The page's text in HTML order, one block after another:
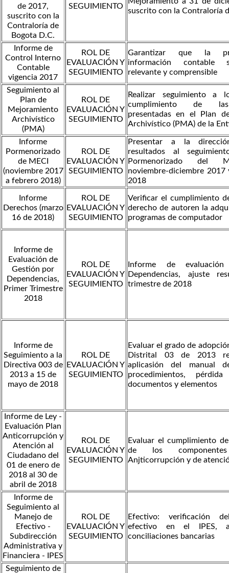
de 2017,
suscrito con la
Contraloría de
Bogota D.C.
SEGUIMIENTO
suscrito con la Contraloría
Informe de
Control Interno
Contable
vigencia 2017
ROL DE
EVALUACIÓN Y
SEGUIMIENTO
Garantizar que la
información contable
relevante y comprensible
Seguimiento al
Plan de
Mejoramiento
Archivístico
(PMA)
ROL DE
EVALUACIÓN Y
SEGUIMIENTO
Realizar seguimiento a
cumplimiento de las
presentadas en el Plan
Archivístico (PMA) de la
Informe
Pormenorizado
de MECI
(noviembre 2017
a febrero 2018)
ROL DE
EVALUACIÓN Y
SEGUIMIENTO
Presentar a la
resultados al
Pormenorizado del
noviembre-diciembre 2017
2018
Informe
Derechos (marzo
16 de 2018)
ROL DE
EVALUACIÓN Y
SEGUIMIENTO
Verificar el cumplimiento
derecho de autoren la
programas de computador
Informe de
Evaluación de
Gestión por
Dependencias,
Primer Trimestre
2018
ROL DE
EVALUACIÓN Y
SEGUIMIENTO
Informe de
Dependencias, ajuste
trimestre de 2018
Informe de
Seguimiento a la
Directiva 003 de
2013 a 15 de
mayo de 2018
ROL DE
EVALUACIÓN Y
SEGUIMIENTO
Evaluar el grado de
Distrital 03 de 2013
aplicasión del manual
procedimientos,
documentos y elementos
Informe de Ley -
Evaluación Plan
Anticorrupción y
Atención al
Ciudadano del
01 de enero de
2018 al 30 de
abril de 2018
ROL DE
EVALUACIÓN Y
SEGUIMIENTO
Evaluar el cumplimiento
de los
Anjticorrupción y de
Informe de
Seguimiento al
Manejo de
Efectivo -
Subdirección
Administrativa y
Financiera - IPES
ROL DE
EVALUACIÓN Y
SEGUIMIENTO
Efectivo: verificación
efectivo en el IPES,
conciliaciones bancarias
Seguimiento de